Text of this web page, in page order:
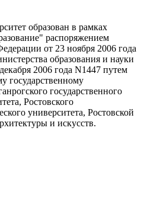
образован в рамках
распоряжением
от 23 ноября 2006 года
образования и науки
2006 года N1447 путем
государственному
государственного
Ростовского
университета, Ростовской
и искусств.